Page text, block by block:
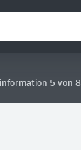
5 von 8